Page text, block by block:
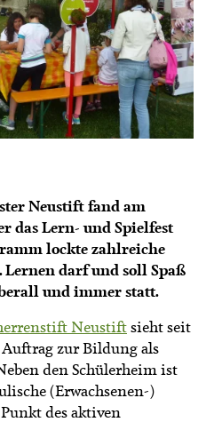
Neustift fand am
das Lern- und Spielfest
lockte zahlreiche
Lernen darf und soll Spaß
und immer statt.
Neustiftsieht seit
zur Bildung als
den Schülerheim ist
(Erwachsenen-)
des aktiven